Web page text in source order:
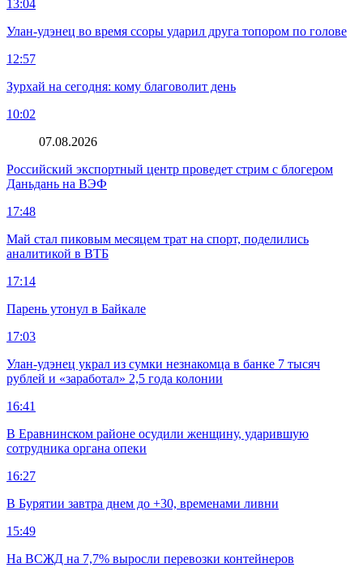
13:04
Улан-удэнец во время ссоры ударил друга топором по голове
12:57
Зурхай на сегодня: кому благоволит день
10:02
07.08.2026
Российский экспортный центр проведет стрим с блогером
Даньдань на ВЭФ
17:48
Май стал пиковым месяцем трат на спорт, поделились
аналитикой в ВТБ
17:14
Парень утонул в Байкале
17:03
Улан-удэнец украл из сумки незнакомца в банке 7 тысяч
рублей и «заработал» 2,5 года колонии
16:41
В Еравнинском районе осудили женщину, ударившую
сотрудника органа опеки
16:27
В Бурятии завтра днем до +30, временами ливни
15:49
На ВСЖД на 7,7% выросли перевозки контейнеров